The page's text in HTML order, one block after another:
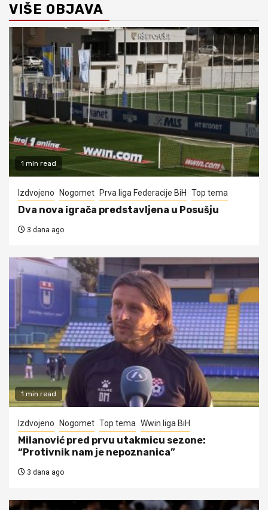
VIŠE OBJAVA
1 min read
Izdvojeno Nogomet Prva liga Federacije BiH Top tema
Dva nova igrača predstavljena u Posušju
3 dana ago
1 min read
Izdvojeno Nogomet Top tema Wwin liga BiH
Milanović pred prvu utakmicu sezone:
“Protivnik nam je nepoznanica”
3 dana ago